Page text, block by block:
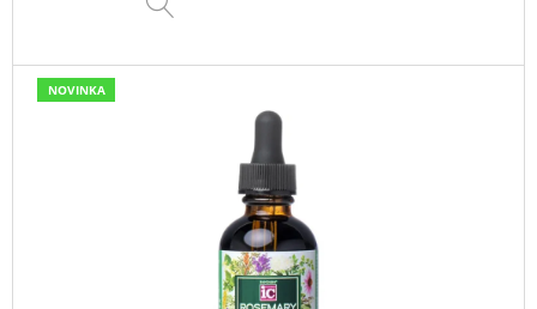
NOVINKA